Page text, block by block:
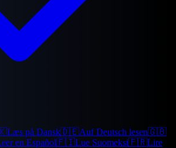
Læs på Dansk🇩🇪Auf Deutsch lesen🇬🇧
en Español🇫🇮Lue Suomeksi🇫🇷Lire